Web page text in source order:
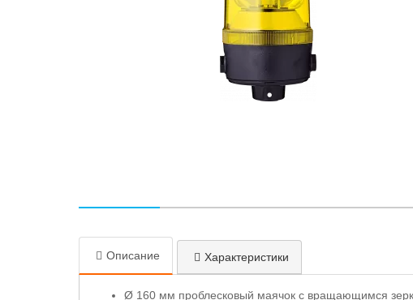
Описание Характеристики
Ø 160 мм проблесковый маячок с вращающимся